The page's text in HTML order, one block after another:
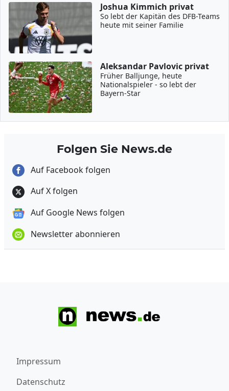
Joshua Kimmich privat
So lebt der Kapitän des DFB-Teams
heute mit seiner Familie
Aleksandar Pavlovic privat
Früher Balljunge, heute
Nationalspieler - so lebt der
Bayern-Star
Folgen Sie News.de
Auf Facebook folgen
Auf X folgen
Auf Google News folgen
Newsletter abonnieren
Impressum
Datenschutz